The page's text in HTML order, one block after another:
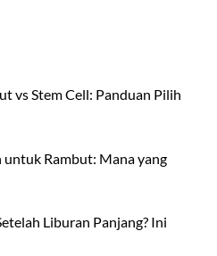
vs Stem Cell: Panduan Pilih
untuk Rambut: Mana yang
Liburan Panjang? Ini